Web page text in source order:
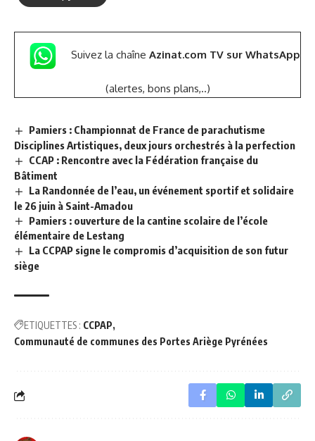
Suivez la chaîne Azinat.com TV sur WhatsApp
(alertes, bons plans,..)
Pamiers : Championnat de France de parachutisme
Disciplines Artistiques, deux jours orchestrés à la perfection
CCAP : Rencontre avec la Fédération française du
Bâtiment
La Randonnée de l’eau, un événement sportif et solidaire
le 26 juin à Saint-Amadou
Pamiers : ouverture de la cantine scolaire de l’école
élémentaire de Lestang
La CCPAP signe le compromis d’acquisition de son futur
siège
ETIQUETTES : CCPAP
Communauté de communes des Portes Ariège Pyrénées